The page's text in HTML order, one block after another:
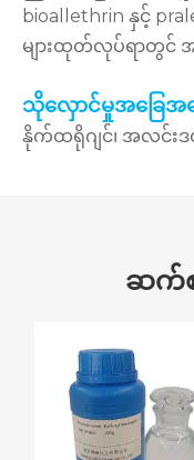
bioallethrin နှင့်
များထုတ်လုပ်ရာတွင်
သိုလှောင်မှုအခြေအန
နိုက်ထရိုဂျင်၊ အလင်းဒ
ဆက်